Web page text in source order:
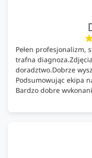
Pełen profesjonalizm,
trafna
doradztwo.Dobrze
Podsumowując ekipa
Bardzo dobre